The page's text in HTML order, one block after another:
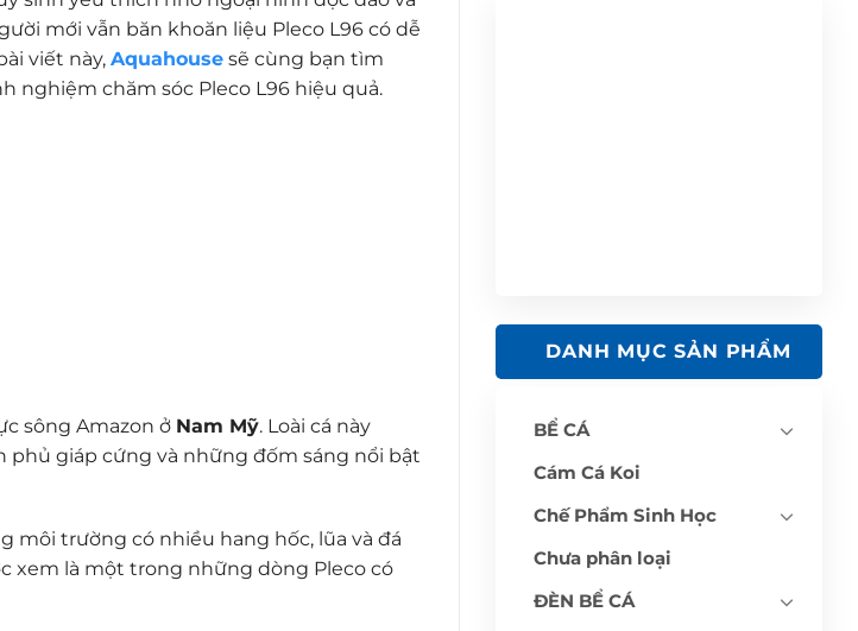
mới vẫn băn khoăn liệu Pleco L96 có dễ
viết này, Aquahouse sẽ cùng bạn tìm
nghiệm chăm sóc Pleco L96 hiệu quả.
sông Amazon ở Nam Mỹ. Loài cá này
giáp cứng và những đốm sáng nổi bật
môi trường có nhiều hang hốc, lũa và đá
xem là một trong những dòng Pleco có
DANH MỤC SẢN PHẨM
BỂ CÁ
Cám Cá Koi
Chế Phẩm Sinh Học
Chưa phân loại
ĐÈN BỂ CÁ